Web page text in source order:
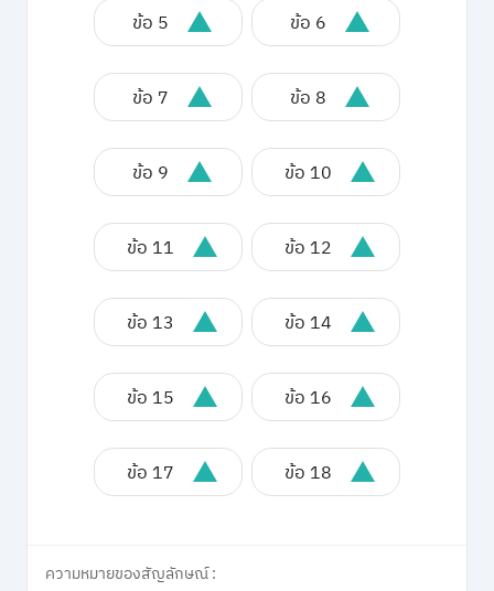
ข้อ 5 ข้อ 6
ข้อ 7 ข้อ 8
ข้อ 9 ข้อ 10
ข้อ 11 ข้อ 12
ข้อ 13 ข้อ 14
ข้อ 15 ข้อ 16
ข้อ 17 ข้อ 18
ความหมายของสัญลักษณ์ :